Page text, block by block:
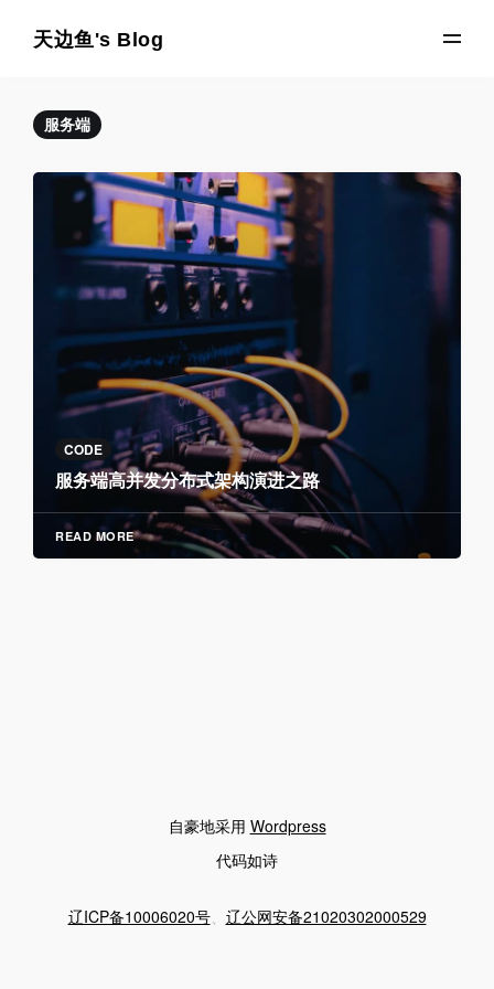
天边鱼's Blog
服务端
CODE
服务端高并发分布式架构演进之路
READ MORE
自豪地采用 Wordpress
代码如诗
辽ICP备10006020号、 辽公网安备21020302000529